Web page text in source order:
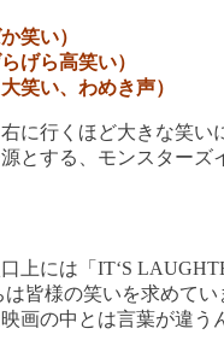
笑い）
げら高笑い）
笑い、わめき声）
に行くほど大きな笑い
とする、モンスターズ
上には「IT‘S
は皆様の笑いを求めて
画の中とは言葉が違う